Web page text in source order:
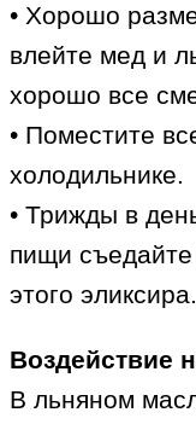
• Хорошо
влейте мед и
хорошо все
• Поместите
холодильнике.
• Трижды в
пищи
этого эликсира.
Воздействие
В льняном